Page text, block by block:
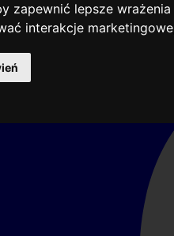
zapewnić lepsze
interakcje marketingowe